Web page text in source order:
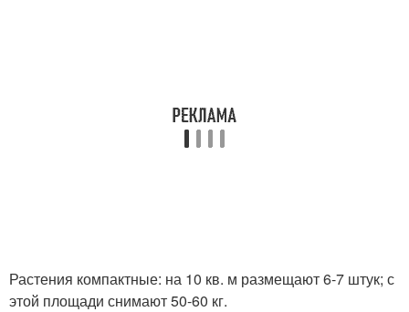
Растения компактные: на 10 кв. м размещают 6-7 штук; с
этой площади снимают 50-60 кг.